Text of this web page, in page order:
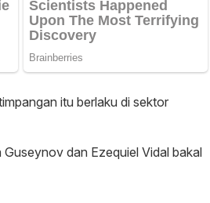
itu berlaku di sektor
dan Ezequiel Vidal bakal